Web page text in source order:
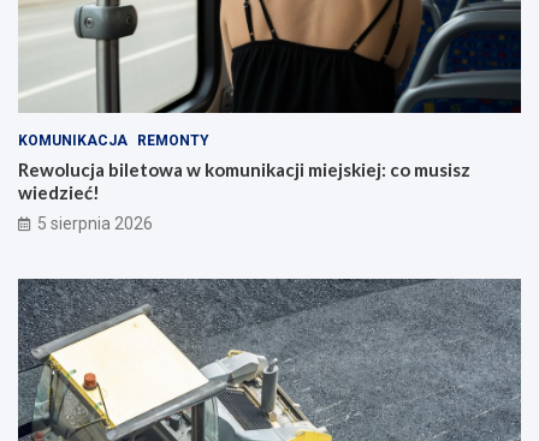
KOMUNIKACJA REMONTY
Rewolucja biletowa w komunikacji miejskiej: co musisz
wiedzieć!
5 sierpnia 2026